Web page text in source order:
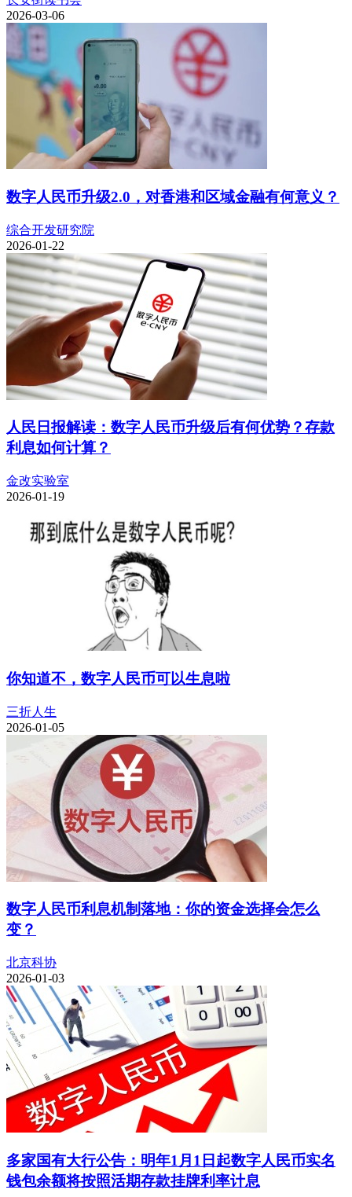
2026-03-06
数字人民币升级2.0，对香港和区域金融有何意义？
综合开发研究院
2026-01-22
人民日报解读：数字人民币升级后有何优势？存款
利息如何计算？
金改实验室
2026-01-19
你知道不，数字人民币可以生息啦
三折人生
2026-01-05
数字人民币利息机制落地：你的资金选择会怎么
变？
北京科协
2026-01-03
多家国有大行公告：明年1月1日起数字人民币实名
钱包余额将按照活期存款挂牌利率计息